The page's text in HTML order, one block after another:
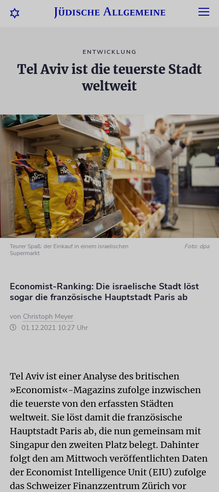
ENTWICKLUNG
Tel Aviv ist die teuerste Stadt
weltweit
Teurer Spaß: der Einkauf in einem israelischen
Supermarkt
Foto: dpa
Economist-Ranking: Die israelische Stadt löst
sogar die französische Hauptstadt Paris ab
von Christoph Meyer
01.12.2021 10:27 Uhr
Tel Aviv ist einer Analyse des britischen
»Economist«-Magazins zufolge inzwischen
die teuerste von den erfassten Städten
weltweit. Sie löst damit die französische
Hauptstadt Paris ab, die nun gemeinsam mit
Singapur den zweiten Platz belegt. Dahinter
folgt den am Mittwoch veröffentlichten Daten
der Economist Intelligence Unit (EIU) zufolge
das Schweizer Finanzzentrum Zürich vor